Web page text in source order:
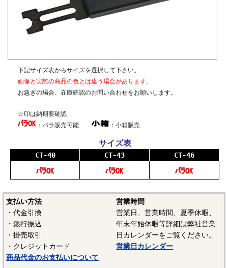
下記サイズ表からサイズを選択して下さい。
画像と実際の商品の色とは違う場合があります。
お急ぎの場合、在庫確認のお問い合わせをお願いします。
☆印は納期要確認
：バラ販売可能
：小箱販売
サイズ表
CT-40 CT-43 CT-46
支払い方法
・代金引換
・銀行振込
・掛売取引
・クレジットカード
商品代金のお支払いについて
営業時間
営業日、営業時間、夏季休暇、
年末年始休暇等詳細は弊社営業
日カレンダーをご覧ください。
営業日カレンダー